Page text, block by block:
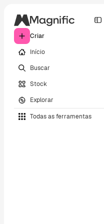
Criar
Início
Buscar
Stock
Explorar
Todas as ferramentas